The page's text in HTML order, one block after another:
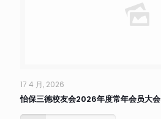
17 4 月, 2026
怡保三德校友会2026年度常年会员大会